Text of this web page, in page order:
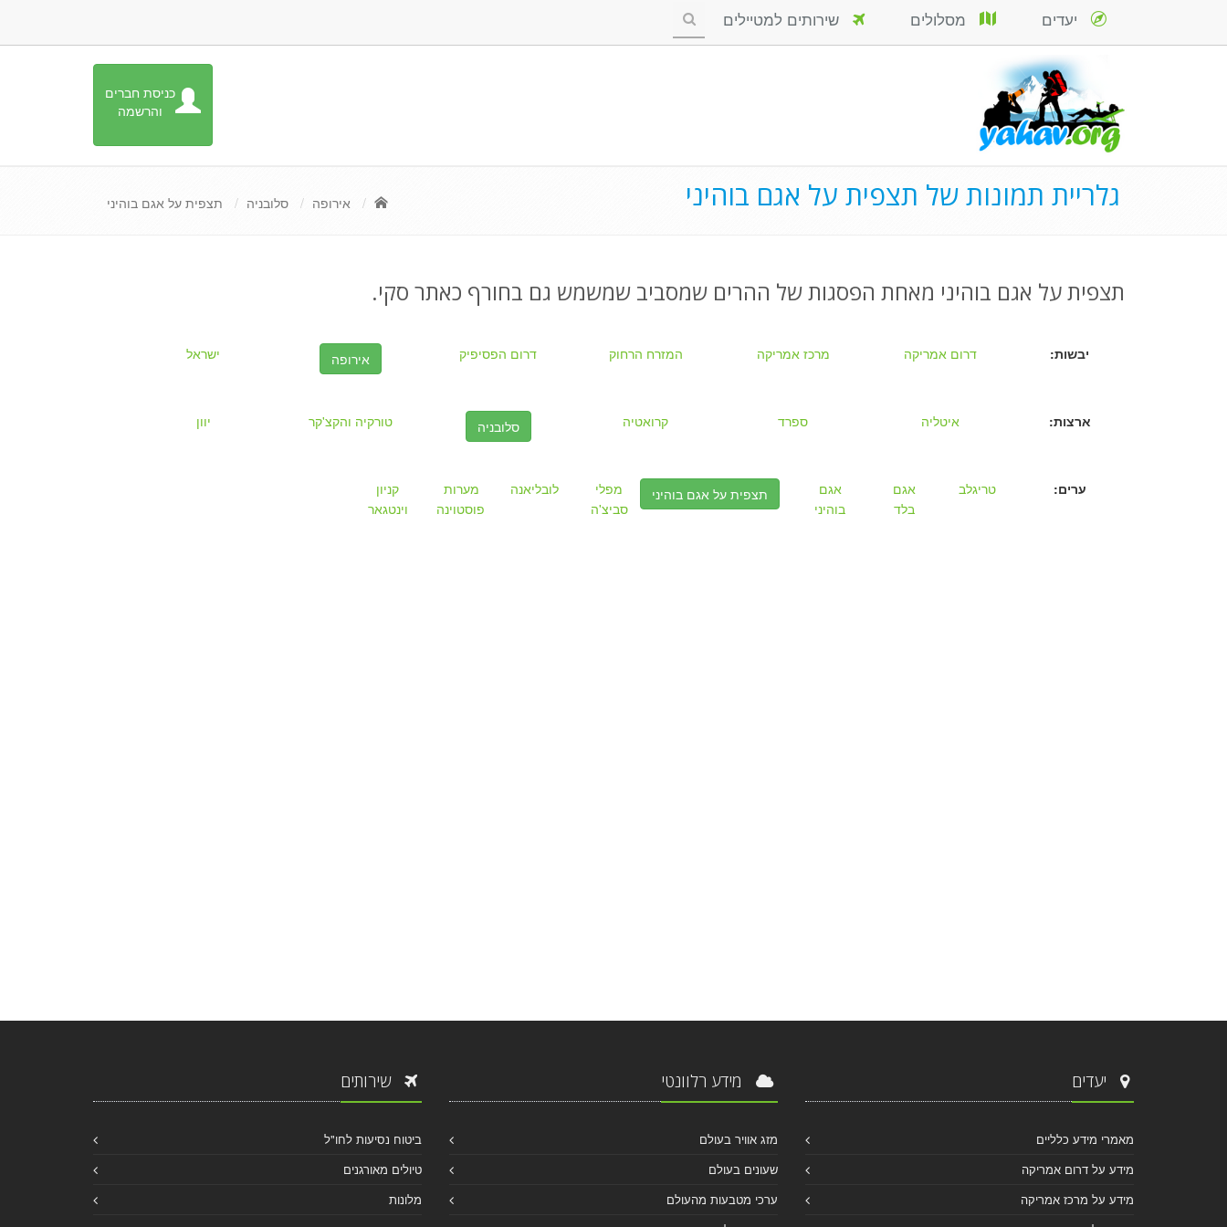
כניסת חברים
והרשמה
יעדים מסלולים שירותים למטיילים
גלריית תמונות של תצפית על אגם בוהיני אירופה סלובניה תצפית על אגם בוהיני
תצפית על אגם בוהיני מאחת הפסגות של ההרים שמסביב שמשמש גם בחורף כאתר סקי.
יבשות: דרום אמריקה מרכז אמריקה המזרח הרחוק דרום הפסיפיק אירופה ישראל
ארצות: איטליה ספרד קרואטיה סלובניה טורקיה והקצ'קר יוון
ערים: טריגלב
אגם
בלד
אגם
בוהיני
תצפית על אגם בוהיני
מפלי
סביצ'ה
לובליאנה
מערות
פוסטוינה
קניון
וינטגאר
יעדים
מאמרי מידע כלליים
מידע על דרום אמריקה
מידע על מרכז אמריקה
מידע רלוונטי
מזג אוויר בעולם
שעונים בעולם
ערכי מטבעות מהעולם
שירותים
ביטוח נסיעות לחו"ל
טיולים מאורגנים
מלונות